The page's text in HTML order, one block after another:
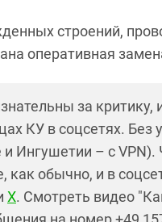
строений,
оперативная
за критику,
КУ в соцсетях. Без
Ингушетии – с VPN).
как обычно, и в
X. Смотреть видео